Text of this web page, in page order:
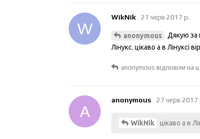
W
WikNik 27 черв 2017 р.
anonymous
Дякую за
Лінукс. цікаво а в Лінуксі
anonymous відповіли на
A
anonymous 27 черв 2017
WikNik цікаво а в